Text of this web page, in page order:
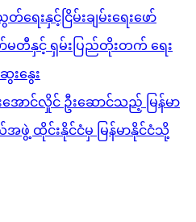
ေးနှင့်ငြိမ်းချမ်းရေးဖော်
မတီနှင့် ရှမ်းပြည်တိုးတက် ရေး
းနွေး
အောင်လှိုင် ဦးဆောင်သည့် မြန်မာ
ထိုင်းနိုင်ငံမှ မြန်မာနိုင်ငံသို့